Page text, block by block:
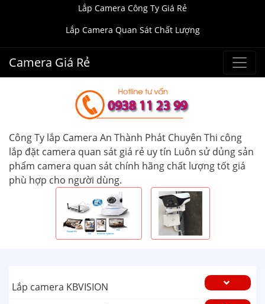
Lắp Camera Công Ty Giá Rẻ
Lắp Camera Quan Sát Chất Lượng
Camera Giá Rẻ
Công Ty lắp Camera An Thành Phát Chuyên Thi công
lắp đặt camera quan sát giá rẻ uy tín Luôn sử dủng sản
phẩm camera quan sát chính hãng chất lượng tốt giá
phù hợp cho người dùng.
Lắp camera KBVISION